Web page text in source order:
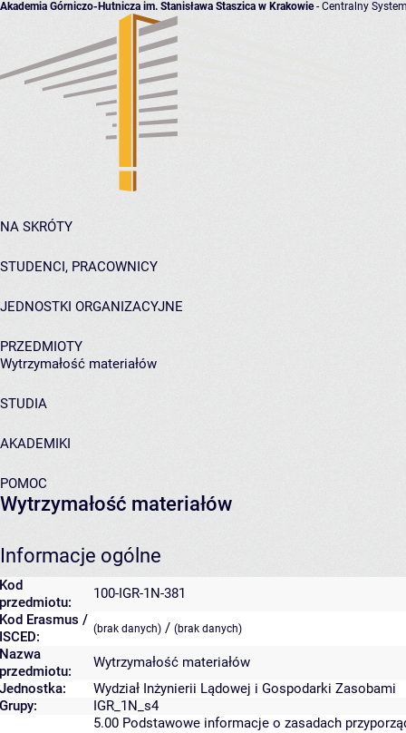
Akademia Górniczo-Hutnicza im. Stanisława Staszica w Krakowie- Centralny
NA SKRÓTY
STUDENCI, PRACOWNICY
JEDNOSTKI ORGANIZACYJNE
PRZEDMIOTY
Wytrzymałość materiałów
STUDIA
AKADEMIKI
POMOC
Wytrzymałość materiałów
Informacje ogólne
Kod
przedmiotu:
100-IGR-1N-381
Kod Erasmus /
ISCED:
(brak danych) / (brak danych)
Nazwa
przedmiotu:
Wytrzymałość materiałów
Jednostka:
Wydział Inżynierii Lądowej i Gospodarki Zasobami
Grupy:
IGR_1N_s4
5.00 Podstawowe informacje o zasadach